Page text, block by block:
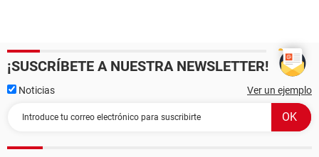
¡SUSCRÍBETE A NUESTRA NEWSLETTER!
Noticias Ver un ejemplo